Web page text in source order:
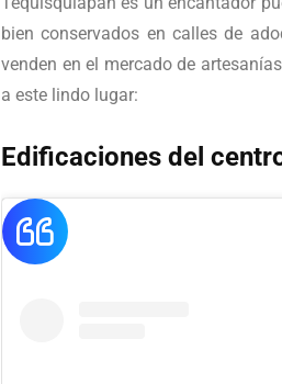
bien conservados en calles de
venden en el mercado de
a este lindo lugar:
Edificaciones del